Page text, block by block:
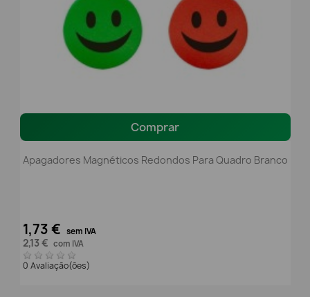
Comprar
Apagadores Magnéticos Redondos Para Quadro Branco
1,73 € sem IVA
2,13 € com IVA
0 Avaliação(ões)